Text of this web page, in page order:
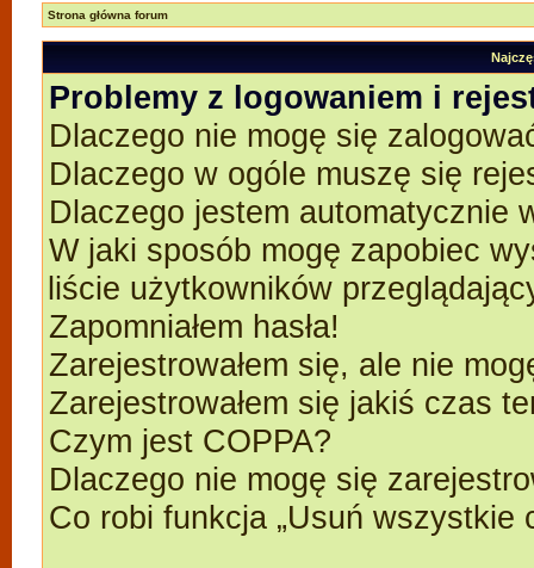
Strona główna forum
Problemy z logowaniem i
Dlaczego nie mogę się
Dlaczego w ogóle muszę się
Dlaczego jestem automatycznie
W jaki sposób mogę zapobiec
liście użytkowników
Zapomniałem hasła!
Zarejestrowałem się, ale nie
Zarejestrowałem się jakiś czas
Czym jest COPPA?
Dlaczego nie mogę się
Co robi funkcja „Usuń wszystkie